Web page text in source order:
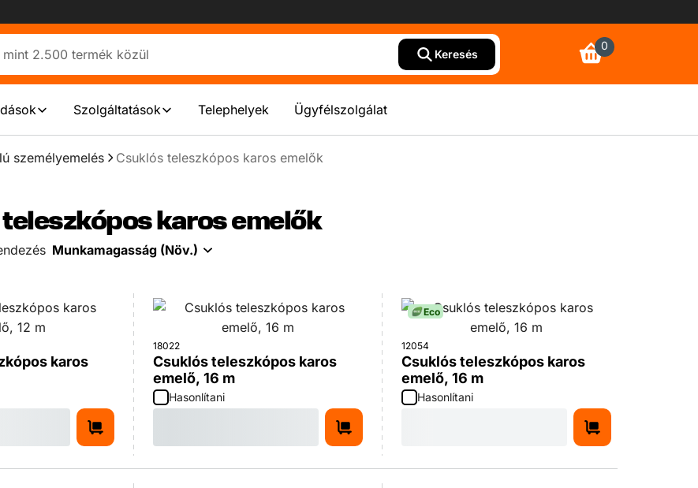
Keresés
0
Szolgáltatások Telephelyek Ügyfélszolgálat
személyemelés Csuklós teleszkópos karos emelők
karos emelők
Munkamagasság (Növ.)
karos
18022
Csuklós teleszkópos karos
emelő, 16 m
Hasonlítani
Eco
12054
Csuklós teleszkópos karos
emelő, 16 m
Hasonlítani